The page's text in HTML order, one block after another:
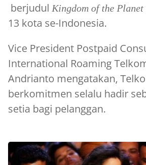
berjudul Kingdom of the Planet
13 kota se-Indonesia.
Vice President Postpaid
International Roaming
Andrianto mengatakan,
berkomitmen selalu hadir
setia bagi pelanggan.